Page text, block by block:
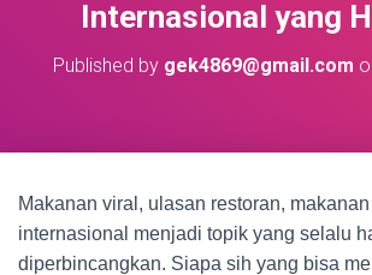
Internasional yang
Published by gek4869@gmail.com
Makanan viral, ulasan restoran,
internasional menjadi topik yang selalu
diperbincangkan. Siapa sih yang bisa